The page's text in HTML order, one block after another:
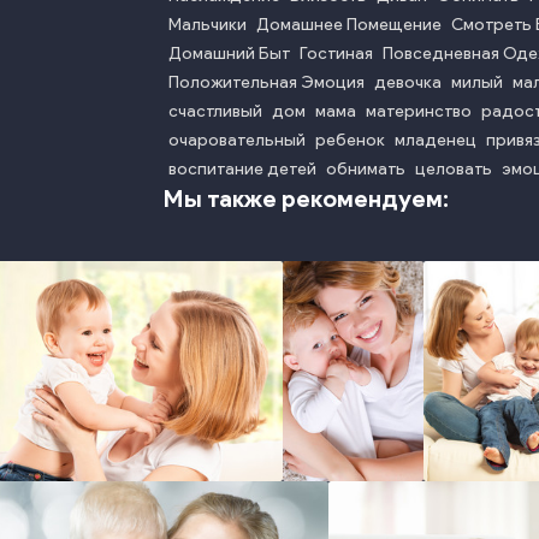
Мальчики Домашнее Помещение Смотреть
Домашний Быт Гостиная Повседневная
Положительная Эмоция девочка милый
счастливый дом мама материнство
очаровательный ребенок младенец
воспитание детей обнимать целовать
Мы также рекомендуем:
photo photo photo